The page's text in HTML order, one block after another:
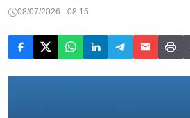
08/07/2026 - 08:15